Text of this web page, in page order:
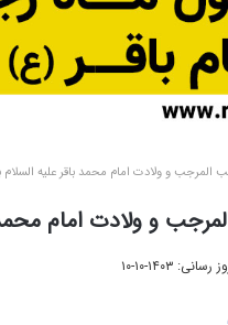
المرجب و ولادت امام محمد باقر علیه السلام
و ولادت امام محمد
۱۴۰۳-۱۰-۱۰